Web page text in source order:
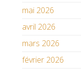
mai 2026
avril 2026
mars 2026
février 2026